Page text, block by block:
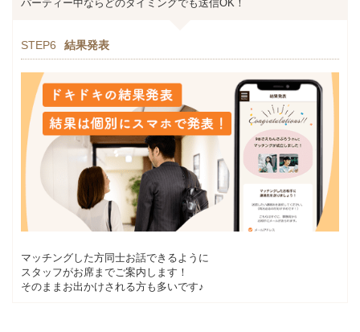
パーティー中ならどのタイミングでも送信OK！
STEP6 結果発表
マッチングした方同士お話できるように
スタッフがお席までご案内します！
そのままお出かけされる方も多いです♪